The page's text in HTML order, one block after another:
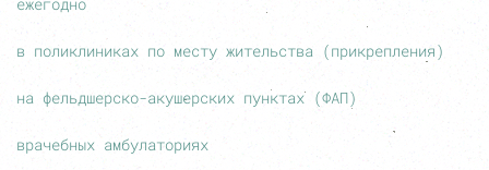
в поликлиниках по месту жительства (прикрепления)
на фельдшерско-акушерских пунктах (ФАП)
врачебных амбулаториях